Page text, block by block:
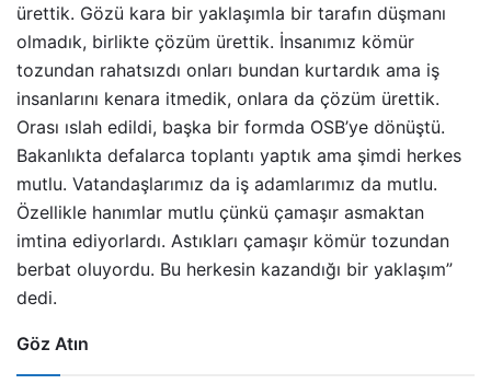
ürettik. Gözü kara bir yaklaşımla bir tarafın düşmanı
olmadık, birlikte çözüm ürettik. İnsanımız kömür
tozundan rahatsızdı onları bundan kurtardık ama iş
insanlarını kenara itmedik, onlara da çözüm ürettik.
Orası ıslah edildi, başka bir formda OSB’ye dönüştü.
Bakanlıkta defalarca toplantı yaptık ama şimdi herkes
mutlu. Vatandaşlarımız da iş adamlarımız da mutlu.
Özellikle hanımlar mutlu çünkü çamaşır asmaktan
imtina ediyorlardı. Astıkları çamaşır kömür tozundan
berbat oluyordu. Bu herkesin kazandığı bir yaklaşım”
dedi.
Göz Atın